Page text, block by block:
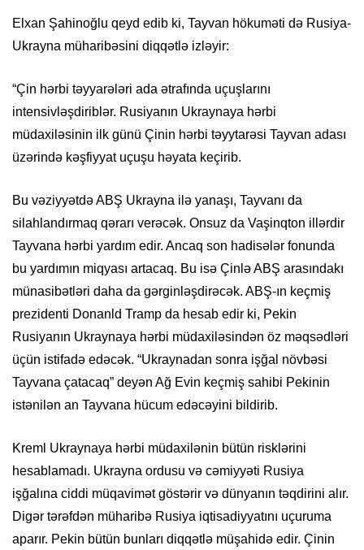
Elxan Şahinoğlu qeyd edib ki, Tayvan hökuməti də Rusiya-
Ukrayna müharibəsini diqqətlə izləyir:
“Çin hərbi təyyarələri ada ətrafında uçuşlarını
intensivləşdiriblər. Rusiyanın Ukraynaya hərbi
müdaxiləsinin ilk günü Çinin hərbi təyytarəsi Tayvan adası
üzərində kəşfiyyat uçuşu həyata keçirib.
Bu vəziyyətdə ABŞ Ukrayna ilə yanaşı, Tayvanı da
silahlandırmaq qərarı verəcək. Onsuz da Vaşinqton illərdir
Tayvana hərbi yardım edir. Ancaq son hadisələr fonunda
bu yardımın miqyası artacaq. Bu isə Çinlə ABŞ arasındakı
münasibətləri daha da gərginləşdirəcək. ABŞ-ın keçmiş
prezidenti Donanld Tramp da hesab edir ki, Pekin
Rusiyanın Ukraynaya hərbi müdaxiləsindən öz məqsədləri
üçün istifadə edəcək. “Ukraynadan sonra işğal növbəsi
Tayvana çatacaq” deyən Ağ Evin keçmiş sahibi Pekinin
istənilən an Tayvana hücum edəcəyini bildirib.
Kreml Ukraynaya hərbi müdaxilənin bütün risklərini
hesablamadı. Ukrayna ordusu və cəmiyyəti Rusiya
işğalına ciddi müqavimət göstərir və dünyanın təqdirini alır.
Digər tərəfdən müharibə Rusiya iqtisadiyyatını uçuruma
aparır. Pekin bütün bunları diqqətlə müşahidə edir. Çinin